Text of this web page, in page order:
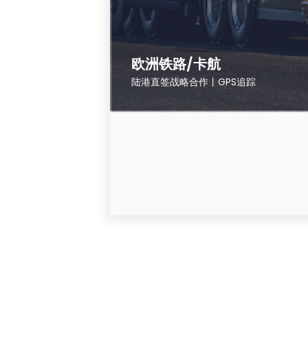
欧洲铁路/卡航
陆港直签战略合作丨GPS追踪